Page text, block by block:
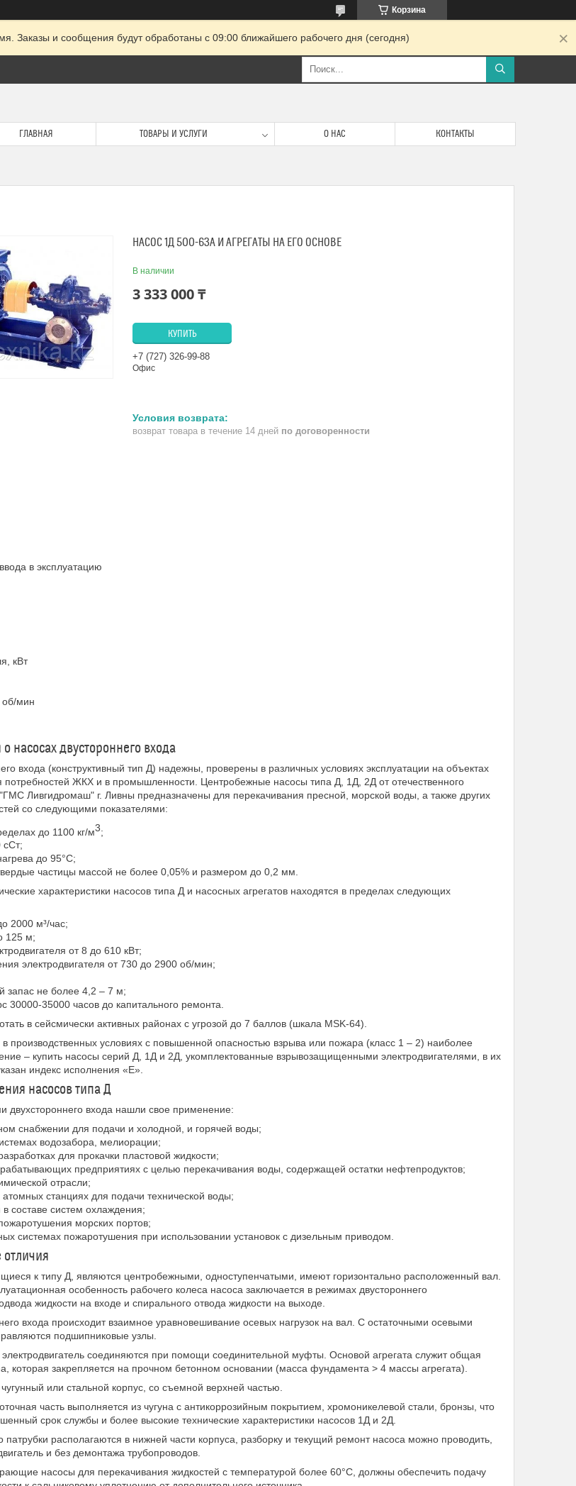
Корзина
Заказы и сообщения будут обработаны с 09:00 ближайшего рабочего дня (сегодня)
ГЛАВНАЯ ТОВАРЫ И УСЛУГИ О НАС КОНТАКТЫ
НАСОС 1Д 500-63А И АГРЕГАТЫ НА ЕГО ОСНОВЕ
В наличии
3 333 000 ₸
КУПИТЬ
+7 (727) 326-99-88
Офис
возврат товара в течение 14 дней по договоренности
в эксплуатацию
кВт
об/мин
насосах двустороннего входа
входа (конструктивный тип Д) надежны, проверены в различных условиях эксплуатации на объектах
потребностей ЖКХ и в промышленности. Центробежные насосы типа Д, 1Д, 2Д от отечественного
Ливгидромаш" г. Ливны предназначены для перекачивания пресной, морской воды, а также других
со следующими показателями:
до 1100 кг/м3;
сСт;
до 95°С;
частицы массой не более 0,05% и размером до 0,2 мм.
характеристики насосов типа Д и насосных агрегатов находятся в пределах следующих
2000 м³/час;
125 м;
от 8 до 610 кВт;
электродвигателя от 730 до 2900 об/мин;
запас не более 4,2 – 7 м;
30000-35000 часов до капитального ремонта.
в сейсмически активных районах с угрозой до 7 баллов (шкала MSK-64).
производственных условиях с повышенной опасностью взрыва или пожара (класс 1 – 2) наиболее
– купить насосы серий Д, 1Д и 2Д, укомплектованные взрывозащищенными электродвигателями, в их
индекс исполнения «Е».
насосов типа Д
двухстороннего входа нашли свое применение:
снабжении для подачи и холодной, и горячей воды;
водозабора, мелиорации;
для прокачки пластовой жидкости;
предприятиях с целью перекачивания воды, содержащей остатки нефтепродуктов;
отрасли;
станциях для подачи технической воды;
в составе систем охлаждения;
морских портов;
системах пожаротушения при использовании установок с дизельным приводом.
к типу Д, являются центробежными, одноступенчатыми, имеют горизонтально расположенный вал.
особенность рабочего колеса насоса заключается в режимах двустороннего
жидкости на входе и спирального отвода жидкости на выходе.
входа происходит взаимное уравновешивание осевых нагрузок на вал. С остаточными осевыми
подшипниковые узлы.
соединяются при помощи соединительной муфты. Основой агрегата служит общая
которая закрепляется на прочном бетонном основании (масса фундамента > 4 массы агрегата).
или стальной корпус, со съемной верхней частью.
часть выполняется из чугуна с антикоррозийным покрытием, хромоникелевой стали, бронзы, что
срок службы и более высокие технические характеристики насосов 1Д и 2Д.
патрубки располагаются в нижней части корпуса, разборку и текущий ремонт насоса можно проводить,
и без демонтажа трубопроводов.
насосы для перекачивания жидкостей с температурой более 60°С, должны обеспечить подачу